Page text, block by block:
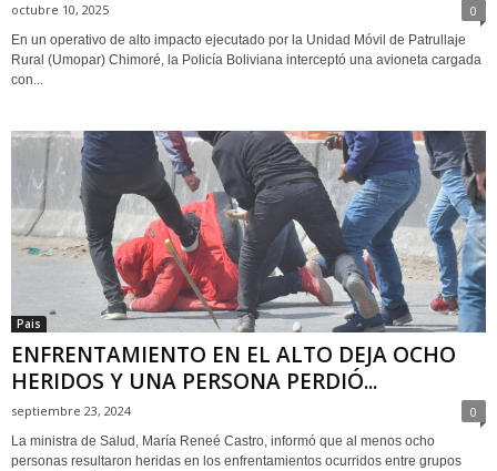
octubre 10, 2025 0
En un operativo de alto impacto ejecutado por la Unidad Móvil de Patrullaje
Rural (Umopar) Chimoré, la Policía Boliviana interceptó una avioneta cargada
con...
Pais
ENFRENTAMIENTO EN EL ALTO DEJA OCHO
HERIDOS Y UNA PERSONA PERDIÓ...
septiembre 23, 2024 0
La ministra de Salud, María Reneé Castro, informó que al menos ocho
personas resultaron heridas en los enfrentamientos ocurridos entre grupos